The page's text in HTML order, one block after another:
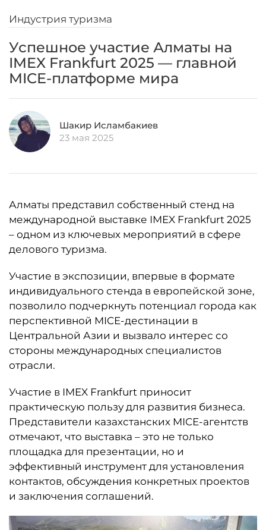
Индустрия туризма
Успешное участие Алматы на
IMEX Frankfurt 2025 — главной
MICE-платформе мира
Шакир Исламбакиев
23 мая 2025
Алматы представил собственный стенд на
международной выставке IMEX Frankfurt 2025
– одном из ключевых мероприятий в сфере
делового туризма.
Участие в экспозиции, впервые в формате
индивидуального стенда в европейской зоне,
позволило подчеркнуть потенциал города как
перспективной MICE-дестинации в
Центральной Азии и вызвало интерес со
стороны международных специалистов
отрасли.
Участие в IMEX Frankfurt приносит
практическую пользу для развития бизнеса.
Представители казахстанских MICE-агентств
отмечают, что выставка – это не только
площадка для презентации, но и
эффективный инструмент для установления
контактов, обсуждения конкретных проектов
и заключения соглашений.